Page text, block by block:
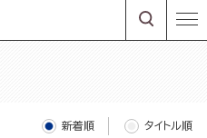
新着順 タイトル順